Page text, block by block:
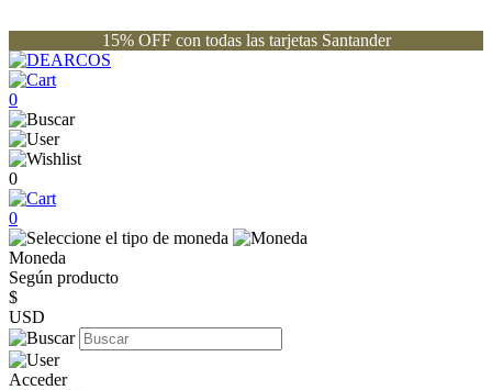
15% OFF con todas las tarjetas Santander
0
0
0
Moneda
Según producto
$
USD
Acceder